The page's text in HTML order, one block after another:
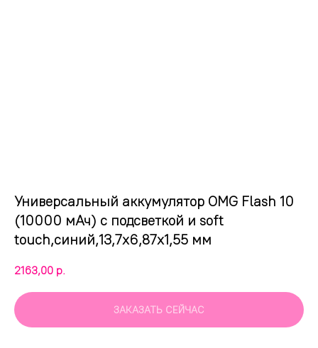
Универсальный аккумулятор OMG Flash 10
(10000 мАч) с подсветкой и soft
touch,синий,13,7х6,87х1,55 мм
2163,00 р.
ЗАКАЗАТЬ СЕЙЧАС